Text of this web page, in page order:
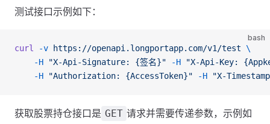
测试接口示例如下：
bash
curl -v https://openapi.longportapp.com/v1/test \
    -H
"X-Api-Signature: {签名}" -H "X-Api-Key:
    -H
"Authorization: {AccessToken}" -H "X-
获取股票持仓接口是 GET 请求并需要传递参数，示例如